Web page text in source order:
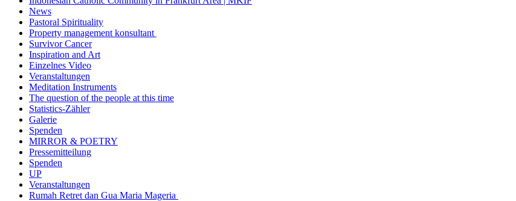
News
Pastoral Spirituality
Property management konsultant
Survivor Cancer
Inspiration and Art
Einzelnes Video
Veranstaltungen
Meditation Instruments
The question of the people at this time
Statistics-Zähler
Galerie
Spenden
MIRROR & POETRY
Pressemitteilung
Spenden
UP
Veranstaltungen
Rumah Retret dan Gua Maria Mageria